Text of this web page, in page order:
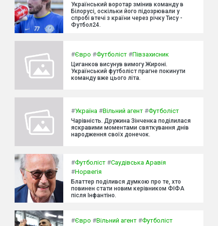
Український воротар змінив команду в
Білорусі, оскільки його підозрювали у
спробі втечі з країни через річку Тису -
Футбол24.
#Євро #Футболіст #Півзахисник
Циганков висунув вимогу Жироні.
Український футболіст прагне покинути
команду вже цього літа.
#Україна #Вільний агент #Футболіст
Чарівність. Дружина Зінченка поділилася
яскравими моментами святкування днів
народження своїх донечок.
#Футболіст #Саудівська Аравія
#Норвегія
Блаттер поділився думкою про те, хто
повинен стати новим керівником ФІФА
після Інфантіно.
#Євро #Вільний агент #Футболіст